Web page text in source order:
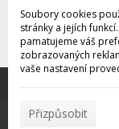
Děkujeme
© 2026
pomáhají
vyjadřujete
Soubory cookies
stránky a jejích
pamatujeme váš
zobrazovaných
vaše nastavení
Přizpůsobit